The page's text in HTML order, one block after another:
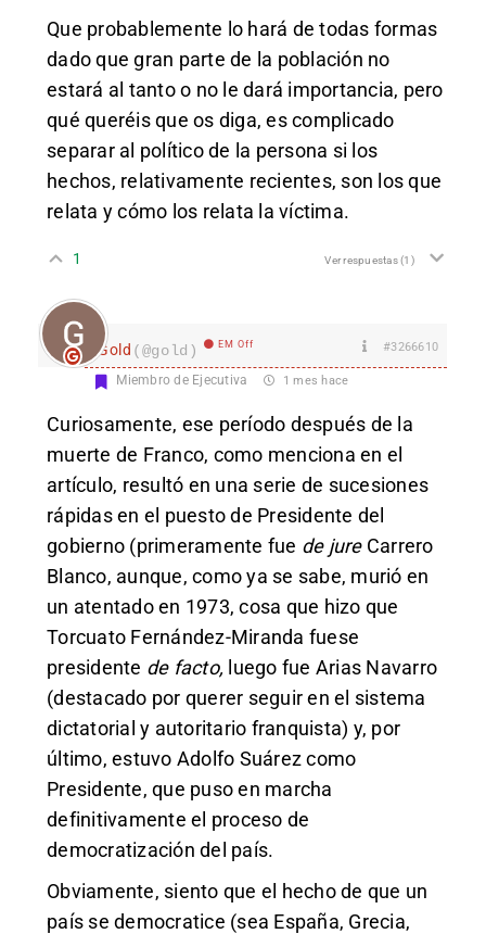
Que probablemente lo hará de todas formas
dado que gran parte de la población no
estará al tanto o no le dará importancia, pero
qué queréis que os diga, es complicado
separar al político de la persona si los
hechos, relativamente recientes, son los que
relata y cómo los relata la víctima.
1 Ver respuestas(1)
Gold (@gold) EM Off #3266610
Miembro de Ejecutiva 1 mes hace
Curiosamente, ese período después de la
muerte de Franco, como menciona en el
artículo, resultó en una serie de sucesiones
rápidas en el puesto de Presidente del
gobierno (primeramente fue de jure Carrero
Blanco, aunque, como ya se sabe, murió en
un atentado en 1973, cosa que hizo que
Torcuato Fernández-Miranda fuese
presidente de facto, luego fue Arias Navarro
(destacado por querer seguir en el sistema
dictatorial y autoritario franquista) y, por
último, estuvo Adolfo Suárez como
Presidente, que puso en marcha
definitivamente el proceso de
democratización del país.
Obviamente, siento que el hecho de que un
país se democratice (sea España, Grecia,